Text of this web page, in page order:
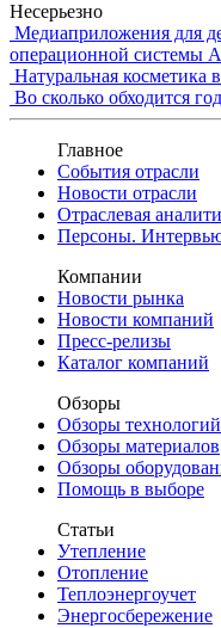
Несерьезно
Медиаприложения для
операционной системы
Натуральная косметика
Во сколько обходится
Главное
События отрасли
Новости отрасли
Отраслевая
Персоны.
Компании
Новости рынка
Новости компаний
Пресс-релизы
Каталог компаний
Обзоры
Обзоры технологий
Обзоры материалов
Обзоры
Помощь в выборе
Статьи
Утепление
Отопление
Теплоэнергоучет
Энергосбережение